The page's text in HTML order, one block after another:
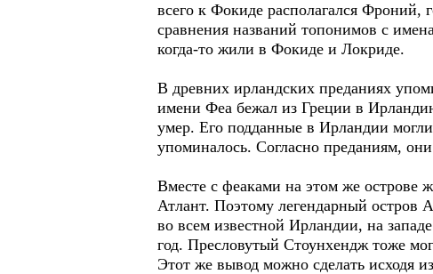
всего к Фокиде располагался Фроний,
сравнения названий топонимов с
когда-то жили в Фокиде и Локриде.
В древних ирландских преданиях
имени Феа бежал из Греции в
умер. Его подданные в Ирландии
упоминалось. Согласно преданиям,
Вместе с феаками на этом же острове
Атлант. Поэтому легендарный остров
во всем известной Ирландии, на
год. Пресловутый Стоунхендж тоже
Этот же вывод можно сделать исходя